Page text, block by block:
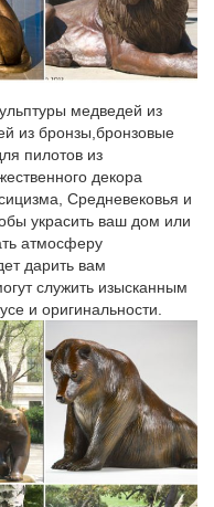
Код товара: 156-
низкие цены. Отправка
285-87-87 только по
Сувениры с
и пивные бокалы с
магазине…
– Символ 2018.
Большой Йоркшир арт.
фэн-шуй
китайские
что жабу лучше не
небольшой
лучше всего покупать
медведей из
из бронзы,бронзовые
пилотов из
декора
Средневековья и
украсить ваш дом или
атмосферу
дарить вам
служить изысканным
и оригинальности.